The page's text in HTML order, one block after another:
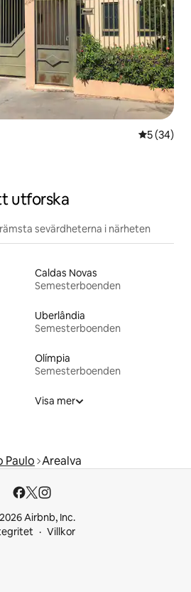
5 av 5 i
5 (34)
utforska
sevärdheterna i närheten
Caldas Novas
Semesterboenden
Uberlândia
Semesterboenden
Olímpia
Semesterboenden
Visa mer
Paulo Arealva
Airbnb, Inc.
Villkor